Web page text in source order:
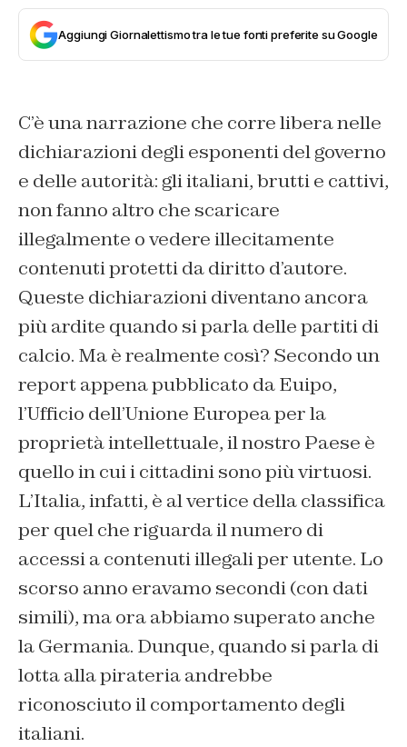
Aggiungi Giornalettismo tra le tue fonti preferite su Google
C’è una narrazione che corre libera nelle
dichiarazioni degli esponenti del governo
e delle autorità: gli italiani, brutti e cattivi,
non fanno altro che scaricare
illegalmente o vedere illecitamente
contenuti protetti da diritto d’autore.
Queste dichiarazioni diventano ancora
più ardite quando si parla delle partiti di
calcio. Ma è realmente così? Secondo un
report appena pubblicato da Euipo,
l’Ufficio dell’Unione Europea per la
proprietà intellettuale, il nostro Paese è
quello in cui i cittadini sono più virtuosi.
L’Italia, infatti, è al vertice della classifica
per quel che riguarda il numero di
accessi a contenuti illegali per utente. Lo
scorso anno eravamo secondi (con dati
simili), ma ora abbiamo superato anche
la Germania. Dunque, quando si parla di
lotta alla pirateria andrebbe
riconosciuto il comportamento degli
italiani.